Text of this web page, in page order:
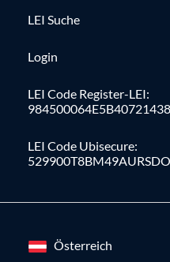
LEI Suche
Login
LEI Code Register-LEI:
984500064E5B40721438
LEI Code Ubisecure:
Österreich